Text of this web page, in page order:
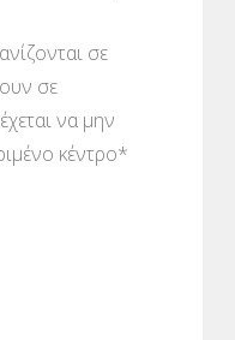
σε
σε
να μην
κέντρο*